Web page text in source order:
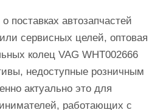
поставках автозапчастей
сервисных целей, оптовая
колец VAG WHT002666
недоступные розничным
актуально это для
работающих с